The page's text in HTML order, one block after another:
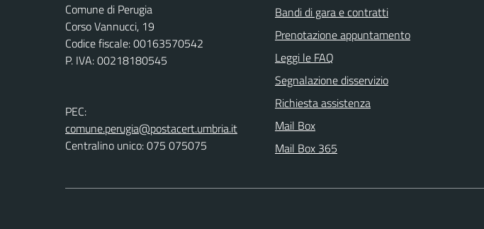
Comune di Perugia
Corso Vannucci, 19
Codice fiscale: 00163570542
P. IVA: 00218180545
PEC:
comune.perugia@postacert.umbria.it
Centralino unico: 075 075075
Bandi di gara e contratti
Prenotazione appuntamento
Leggi le FAQ
Segnalazione disservizio
Richiesta assistenza
Mail Box
Mail Box 365